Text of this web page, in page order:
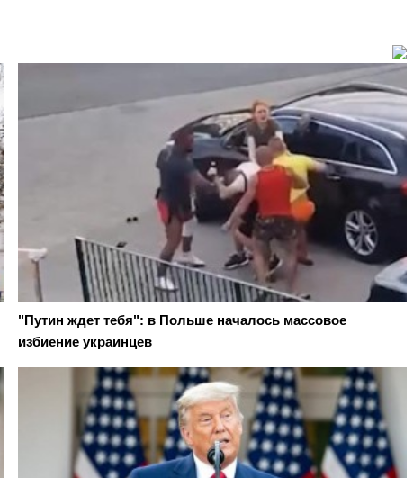
"Путин ждет тебя": в Польше началось массовое
избиение украинцев